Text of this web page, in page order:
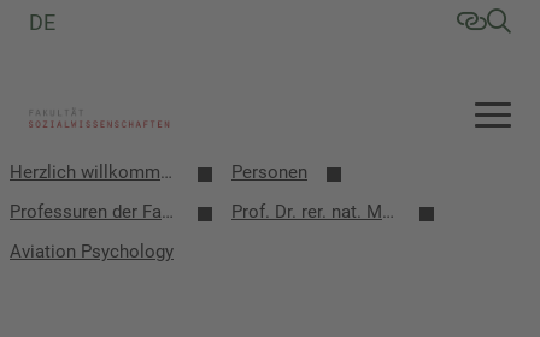
DE
Herzlich willkommen an der Fakultät Sozialwissenschaften
Personen
Professuren der Fakultät
Prof. Dr. rer. nat. Matthias Schmidt
Aviation Psychology